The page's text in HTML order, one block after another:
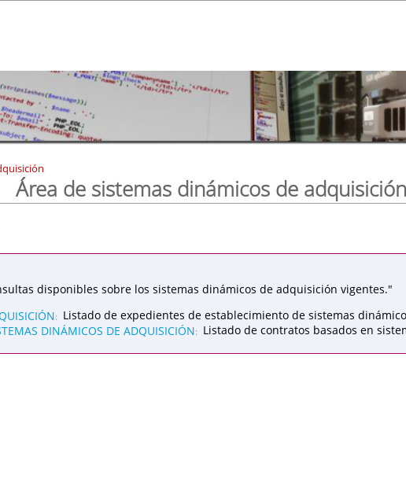
Área de sistemas dinámicos de adquisición
disponibles sobre los sistemas dinámicos de adquisición vigentes."
: Listado de expedientes de establecimiento de sistemas
DINÁMICOS DE ADQUISICIÓN: Listado de contratos basados en